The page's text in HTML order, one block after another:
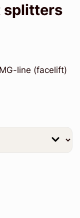
splitters
line (facelift)